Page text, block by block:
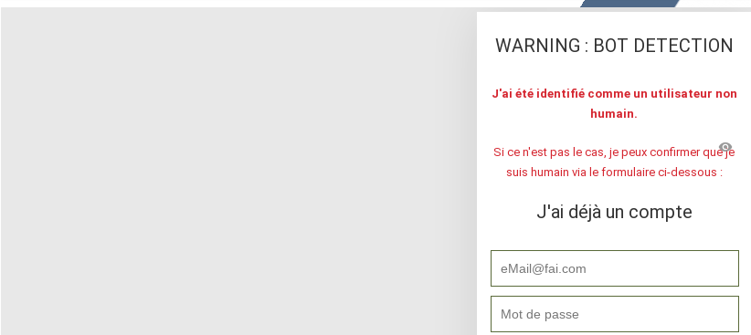
WARNING : BOT DETECTION
J'ai été identifié comme un utilisateur non
humain.
Si ce n'est pas le cas, je peux confirmer que je
suis humain via le formulaire ci-dessous :
J'ai déjà un compte
visibility